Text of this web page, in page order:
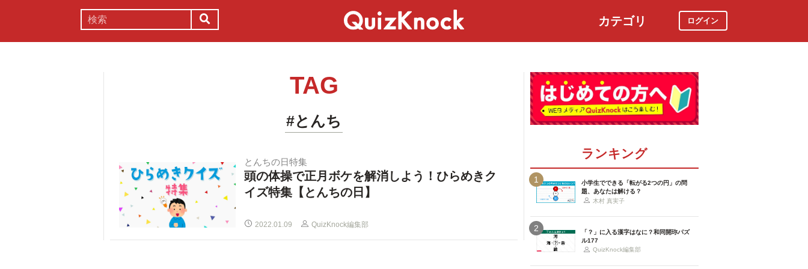
カテゴリ ログイン
TAG
#とんち
とんちの日特集
頭の体操で正月ボケを解消しよう！ひらめきク
イズ特集【とんちの日】
2022.01.09 QuizKnock編集部
ランキング
1
小学生でできる「転がる2つの円」の問
題、あなたは解ける？
木村 真実子
2
「？」に入る漢字はなに？和同開珎パズ
ル177
QuizKnock編集部